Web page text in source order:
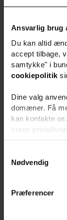
Ansvarlig brug
Du kan altid
accept tilbage,
samtykke" i
cookiepolitik
Dine valg
domæner. Få
kan kontakte
vores
Nødvendig
Præferencer